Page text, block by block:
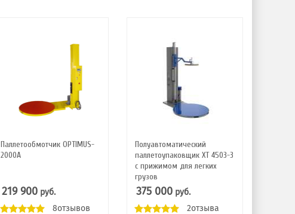
Паллетообмотчик OPTIMUS-
2000А
219 900 руб.
8отзывов
Полуавтоматический
паллетоупаковщик XT 4503-3
с прижимом для легких
грузов
375 000 руб.
2отзыва